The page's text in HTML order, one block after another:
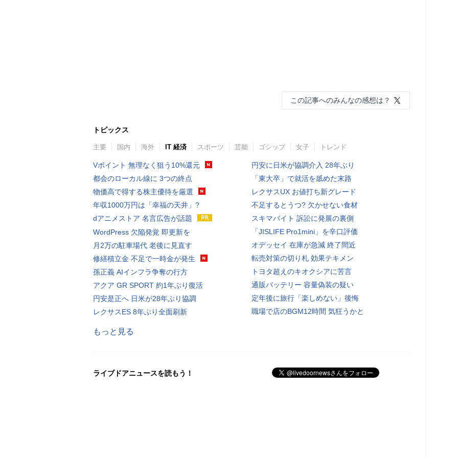
この記事へのみんなの感想は？
トピックス
主要 国内 海外 IT 経済 スポーツ 芸能 ゴシップ 女子 トレンド
Vポイント 無理なく狙う10%還元
都会のローカル線に 3つの終点
物価高で得する株主優待を厳選
年収1000万円は「幸福の天井」?
dアニメストア 名言広告が話題
WordPress 欠陥発覚 即更新を
月2万の駐車場代 老後に見直す
修繕積立金 不足で一時金が発生
孫正義 AIインフラ争奪の行方
アクア GR SPORT 約1年ぶり復活
円安是正へ 日米が28年ぶり協調
レクサスES 8年ぶり全面刷新
円安に日米が協調介入 28年ぶり
「東大卒」で就活を舐めた末路
レクサスUX お値打ち新グレード
不足するとうつ? 欠かせない食材
スキマバイト 訴訟に発展の裏側
「JISLIFE Pro1mini」を辛口評価
オデッセイ 在庫が急減 終了間近
転売対策の切り札 効果テキメン
トヨタ超えのキオクシアに苦言
通販バッテリー 容量偽装の疑い
定年後に旅行「楽しめない」後悔
職場で店のBGM12時間 気狂うかと
もっと見る
ライブドアニュースを読もう！